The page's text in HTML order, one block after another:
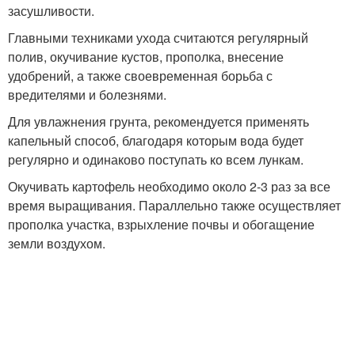
засушливости.
Главными техниками ухода считаются регулярный
полив, окучивание кустов, прополка, внесение
удобрений, а также своевременная борьба с
вредителями и болезнями.
Для увлажнения грунта, рекомендуется применять
капельный способ, благодаря которым вода будет
регулярно и одинаково поступать ко всем лункам.
Окучивать картофель необходимо около 2-3 раз за все
время выращивания. Параллельно также осуществляет
прополка участка, взрыхление почвы и обогащение
земли воздухом.